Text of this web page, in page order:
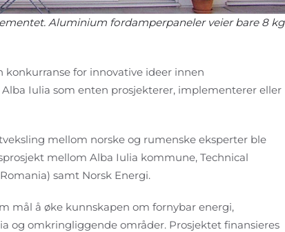
Aluminium fordamperpaneler veier bare 8 kg
konkurranse for innovative ideer innen
Iulia som enten prosjekterer, implementerer eller
mellom norske og rumenske eksperter ble
mellom Alba Iulia kommune, Technical
samt Norsk Energi.
mål å øke kunnskapen om fornybar energi,
og omkringliggende områder. Prosjektet finansieres